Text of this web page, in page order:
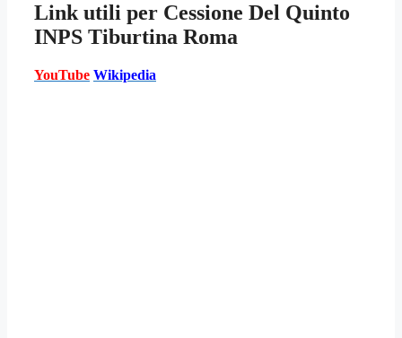
Link utili per Cessione Del Quinto
INPS Tiburtina Roma
YouTube Wikipedia